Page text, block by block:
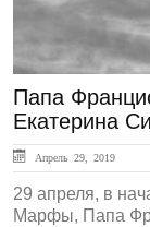
Папа
Екатерина
Апрель 29, 2019
29 апреля, в
Марфы, Папа